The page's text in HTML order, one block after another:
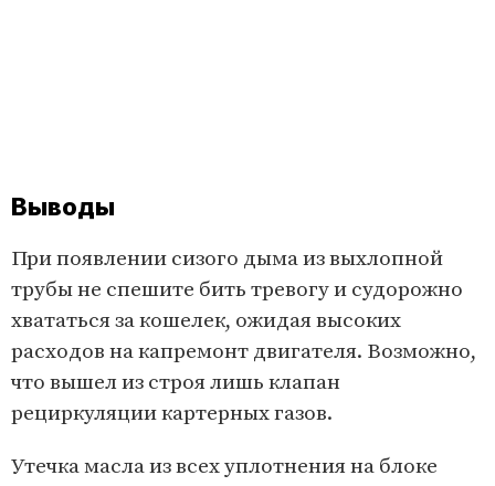
Выводы
При появлении сизого дыма из выхлопной
трубы не спешите бить тревогу и судорожно
хвататься за кошелек, ожидая высоких
расходов на капремонт двигателя. Возможно,
что вышел из строя лишь клапан
рециркуляции картерных газов.
Утечка масла из всех уплотнения на блоке